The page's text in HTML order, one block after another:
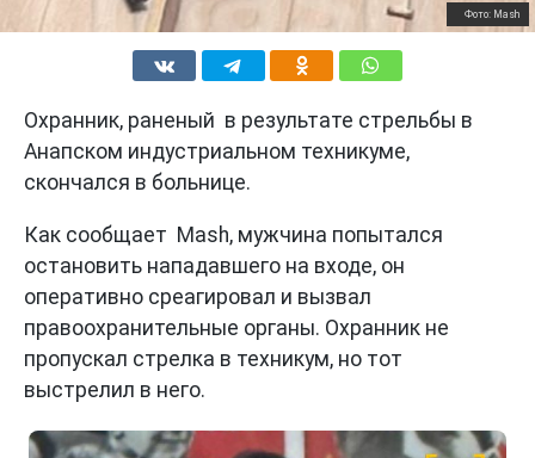
Фото: Mash
Охранник, раненый в результате стрельбы в
Анапском индустриальном техникуме,
скончался в больнице.
Как сообщает Mash, мужчина попытался
остановить нападавшего на входе, он
оперативно среагировал и вызвал
правоохранительные органы. Охранник не
пропускал стрелка в техникум, но тот
выстрелил в него.